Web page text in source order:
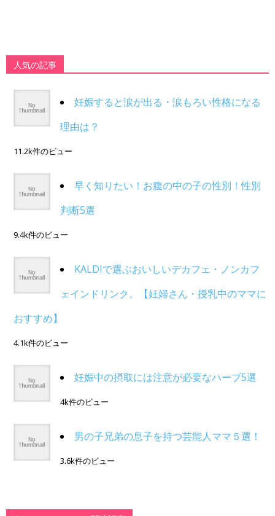
人気の記事
妊娠すると涙が出る・涙もろい性格になる
理由は？
11.2k件のビュー
早く知りたい！お腹の中の子の性別！性別
判断5選
9.4k件のビュー
KALDIで選ぶおいしいデカフェ・ノンカフ
ェインドリンク。【妊婦さん・授乳中のママに
おすすめ】
4.1k件のビュー
妊娠中の摂取には注意が必要なハーブ5選
4k件のビュー
男の子兄弟の息子を持つ芸能人ママ５選！
3.6k件のビュー